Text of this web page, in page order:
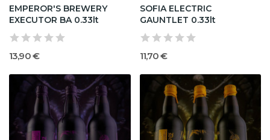
EMPEROR'S BREWERY
EXECUTOR BA 0.33lt
13,90 €
SOFIA ELECTRIC
GAUNTLET 0.33lt
11,70 €